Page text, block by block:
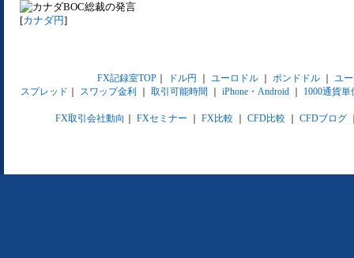
BOC総裁の発言
[カナダ円]
FX記録室TOP｜ ドル円 ユーロドル｜ ポンドドル｜ ユ
スプレッド
スワップ金利 取引可能時間 iPhone・Android 1000通貨単
FX取引会社動向 FXセミナー FX比較 CFD比較 CFDブログ